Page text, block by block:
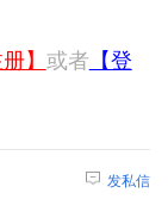
】 或者 【登
发私信